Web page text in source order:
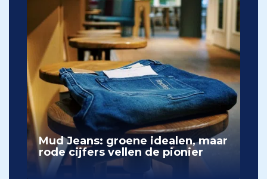
Mud Jeans: groene idealen, maar
rode cijfers vellen de pionier